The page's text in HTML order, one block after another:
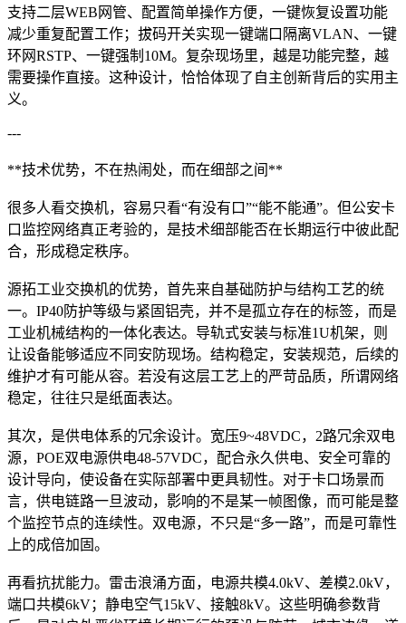
支持二层WEB网管、配置简单操作方便，一键恢复设置功能
减少重复配置工作；拔码开关实现一键端口隔离VLAN、一键
环网RSTP、一键强制10M。复杂现场里，越是功能完整，越
需要操作直接。这种设计，恰恰体现了自主创新背后的实用主
义。
---
**技术优势，不在热闹处，而在细部之间**
很多人看交换机，容易只看“有没有口”“能不能通”。但公安卡
口监控网络真正考验的，是技术细部能否在长期运行中彼此配
合，形成稳定秩序。
源拓工业交换机的优势，首先来自基础防护与结构工艺的统
一。IP40防护等级与紧固铝壳，并不是孤立存在的标签，而是
工业机械结构的一体化表达。导轨式安装与标准1U机架，则
让设备能够适应不同安防现场。结构稳定，安装规范，后续的
维护才有可能从容。若没有这层工艺上的严苛品质，所谓网络
稳定，往往只是纸面表达。
其次，是供电体系的冗余设计。宽压9~48VDC，2路冗余双电
源，POE双电源供电48-57VDC，配合永久供电、安全可靠的
设计导向，使设备在实际部署中更具韧性。对于卡口场景而
言，供电链路一旦波动，影响的不是某一帧图像，而可能是整
个监控节点的连续性。双电源，不只是“多一路”，而是可靠性
上的成倍加固。
再看抗扰能力。雷击浪涌方面，电源共模4.0kV、差模2.0kV，
端口共模6kV；静电空气15kV、接触8kV。这些明确参数背